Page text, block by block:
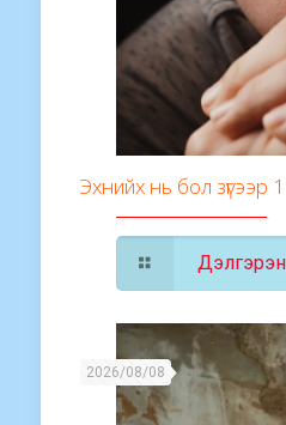
Эхнийх нь бол зүгээр 1
2026/08/08